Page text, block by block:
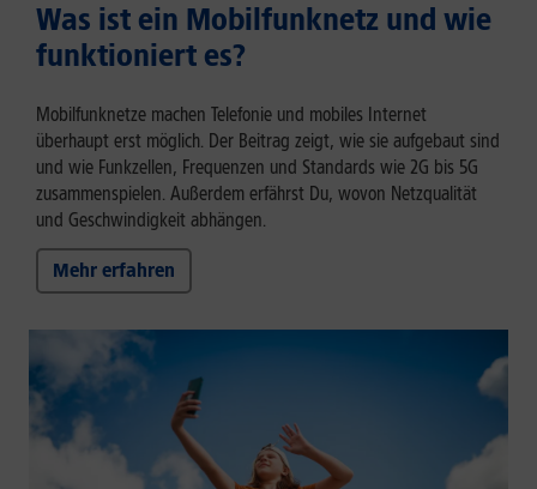
Was ist ein Mobilfunknetz und wie
funktioniert es?
Mobilfunknetze machen Telefonie und mobiles Internet
überhaupt erst möglich. Der Beitrag zeigt, wie sie aufgebaut sind
und wie Funkzellen, Frequenzen und Standards wie 2G bis 5G
zusammenspielen. Außerdem erfährst Du, wovon Netzqualität
und Geschwindigkeit abhängen.
Mehr erfahren